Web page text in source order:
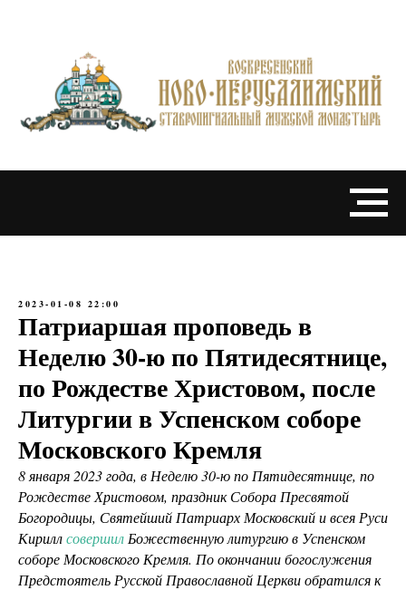
2023-01-08 22:00
Патриаршая проповедь в
Неделю 30-ю по Пятидесятнице,
по Рождестве Христовом, после
Литургии в Успенском соборе
Московского Кремля
8 января 2023 года, в Неделю 30-ю по Пятидесятнице, по
Рождестве Христовом, праздник Собора Пресвятой
Богородицы, Святейший Патриарх Московский и всея Руси
Кириллсовершил Божественную литургию в Успенском
соборе Московского Кремля. По окончании богослужения
Предстоятель Русской Православной Церкви обратился к